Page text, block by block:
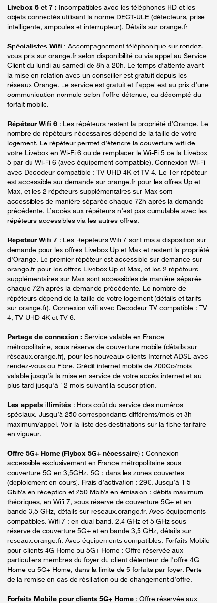
Livebox 6 et 7 : Incompatibles avec les téléphones HD et les
objets connectés utilisant la norme DECT-ULE (détecteurs, prise
intelligente, ampoules et interrupteur). Détails sur orange.fr
Spécialistes Wifi : Accompagnement téléphonique sur rendez-
vous pris sur orange.fr selon disponibilité ou via appel au Service
Client du lundi au samedi de 8h à 20h. Le temps d’attente avant
la mise en relation avec un conseiller est gratuit depuis les
réseaux Orange. Le service est gratuit et l’appel est au prix d’une
communication normale selon l’offre détenue, ou décompté du
forfait mobile.
Répéteur Wifi 6 : Les répéteurs restent la propriété d’Orange. Le
nombre de répéteurs nécessaires dépend de la taille de votre
logement. Le répéteur permet d’étendre la couverture wifi de
votre Livebox en Wi-Fi 6 ou de remplacer le Wi-Fi 5 de la Livebox
5 par du Wi-Fi 6 (avec équipement compatible). Connexion Wi-Fi
avec Décodeur compatible : TV UHD 4K et TV 4. Le 1er répéteur
est accessible sur demande sur orange.fr pour les offres Up et
Max, et les 2 répéteurs supplémentaires sur Max sont
accessibles de manière séparée chaque 72h après la demande
précédente. L’accès aux répéteurs n’est pas cumulable avec les
répéteurs accessibles via les autres offres.
Répéteur Wifi 7 : Les Répéteurs Wifi 7 sont mis à disposition sur
demande pour les offres Livebox Up et Max et restent la propriété
d'Orange. Le premier répéteur est accessible sur demande sur
orange.fr pour les offres Livebox Up et Max, et les 2 répéteurs
supplémentaires sur Max sont accessibles de manière séparée
chaque 72h après la demande précédente. Le nombre de
répéteurs dépend de la taille de votre logement (détails et tarifs
sur orange.fr). Connexion wifi avec Décodeur TV compatible : TV
4, TV UHD 4K et TV 6.
Partage de connexion : Service valable en France
métropolitaine, sous réserve de couverture mobile (détails sur
réseaux.orange.fr), pour les nouveaux clients Internet ADSL avec
rendez-vous ou Fibre. Crédit internet mobile de 200Go/mois
valable jusqu'à la mise en service de votre accès internet et au
plus tard jusqu'à 12 mois suivant la souscription.
Les appels illimités : Hors coût du service des numéros
spéciaux. Jusqu’à 250 correspondants différents/mois et 3h
maximum/appel. Voir la liste des destinations sur la fiche tarifaire
en vigueur.
Offre 5G+ Home (Flybox 5G+ nécessaire) : Connexion
accessible exclusivement en France métropolitaine sous
couverture 5G en 3,5GHz. 5G : dans les zones couvertes
(déploiement en cours). Frais d’activation : 29€. Jusqu’à 1,5
Gbit/s en réception et 250 Mbit/s en émission : débits maximum
théoriques, en Wifi 7, sous réserve de couverture 5G+ et en
bande 3,5 GHz, détails sur reseaux.orange.fr. Avec équipements
compatibles. Wifi 7 : en dual band, 2,4 GHz et 5 GHz sous
réserve de couverture 5G+ et en bande 3,5 GHz, détails sur
reseaux.orange.fr. Avec équipements compatibles. Forfaits Mobile
pour clients 4G Home ou 5G+ Home : Offre réservée aux
particuliers membres du foyer du client détenteur de l'offre 4G
Home ou 5G+ Home, dans la limite de 5 forfaits par foyer. Perte
de la remise en cas de résiliation ou de changement d’offre.
Forfaits Mobile pour clients 5G+ Home : Offre réservée aux